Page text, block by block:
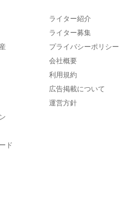
ド
ライター紹介
ライター募集
プライバシーポリシー
会社概要
利用規約
広告掲載について
運営方針